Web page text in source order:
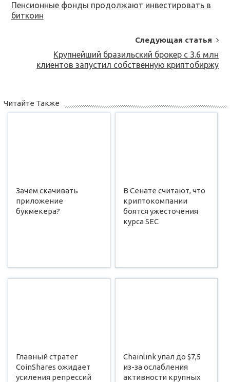
Navigation
Пенсионные фонды продолжают инвестировать в
биткоин
Следующая статья
Крупнейший бразильский брокер с 3.6 млн
клиентов запустил собственную криптобиржу
Читайте Также
Зачем скачивать
приложение
букмекера?
В Сенате считают, что
криптокомпании
боятся ужесточения
курса SEC
Главный стратег
CoinShares ожидает
усиления репрессий
Chainlink упал до $7,5
из-за ослабления
активности крупных